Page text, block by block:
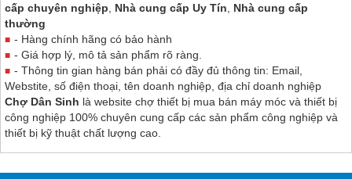
cấp chuyên nghiệp, Nhà cung cấp Uy Tín, Nhà cung cấp
thường
- Hàng chính hãng có bảo hành
- Giá hợp lý, mô tả sản phẩm rõ ràng.
- Thông tin gian hàng bán phải có đầy đủ thông tin: Email,
Webstite, số điện thoại, tên doanh nghiệp, địa chỉ doanh nghiệp
Chợ Dân Sinh là website chợ thiết bị mua bán máy móc và thiết bị
công nghiệp 100% chuyên cung cấp các sản phẩm công nghiệp và
thiết bị kỹ thuật chất lượng cao.